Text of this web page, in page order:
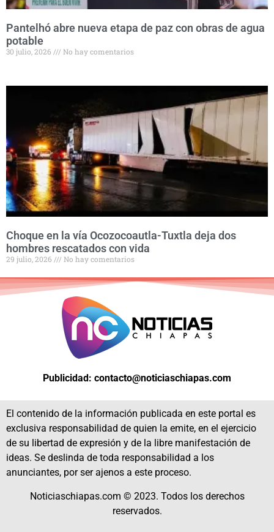
Pantelhó abre nueva etapa de paz con obras de agua
potable
30 julio, 2026 No hay comentarios
Choque en la vía Ocozocoautla-Tuxtla deja dos
hombres rescatados con vida
29 julio, 2026 No hay comentarios
Publicidad: contacto@noticiaschiapas.com
El contenido de la información publicada en este portal es
exclusiva responsabilidad de quien la emite, en el ejercicio
de su libertad de expresión y de la libre manifestación de
ideas. Se deslinda de toda responsabilidad a los
anunciantes, por ser ajenos a este proceso.
Noticiaschiapas.com © 2023. Todos los derechos
reservados.